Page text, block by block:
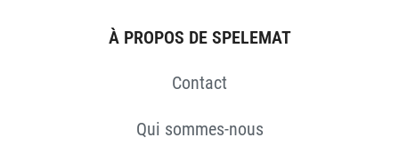
À PROPOS DE SPELEMAT
Contact
Qui sommes-nous